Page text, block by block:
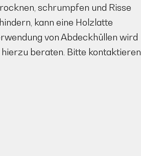
schrumpfen und Risse
kann eine Holzlatte
von Abdeckhüllen wird
beraten. Bitte kontaktieren